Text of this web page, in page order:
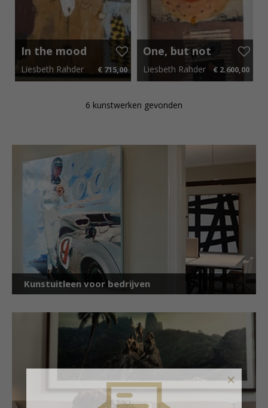
In the mood
for II
Liesbeth Rahder € 715,00
One, but not
the same
Liesbeth Rahder € 2.600,00
6 kunstwerken gevonden
Kunstuitleen voor bedrijven
×